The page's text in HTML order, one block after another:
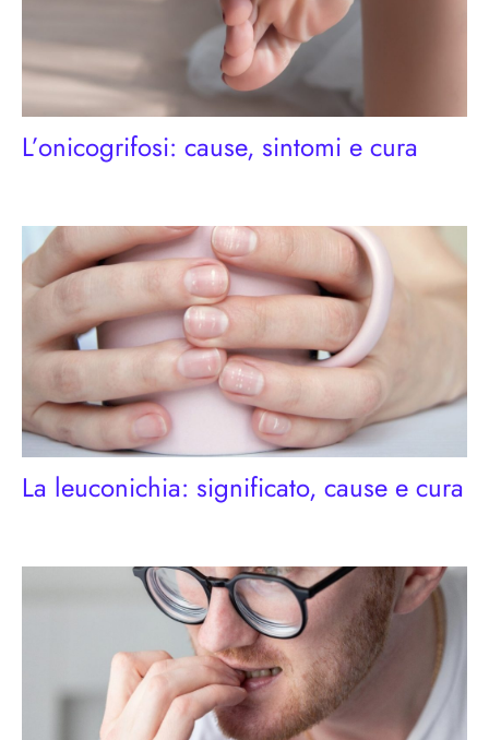
L’onicogrifosi: cause, sintomi e cura
La leuconichia: significato, cause e cura